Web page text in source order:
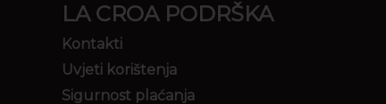
LA CROA PODRŠKA
Kontakti
Uvjeti korištenja
Sigurnost plaćanja